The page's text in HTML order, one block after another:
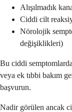
Alışılmadık
Ciddi cilt
Nörolojik
değişiklikleri)
Bu ciddi
veya ek tıbbi bakım
başvurun.
Nadir görülen ancak